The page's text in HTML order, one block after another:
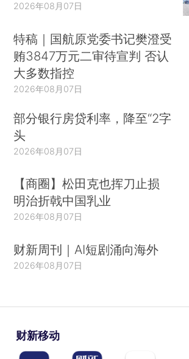
2026年08月07日
特稿｜国航原党委书记樊澄受
贿3847万元二审待宣判 否认
大多数指控
2026年08月07日
部分银行房贷利率，降至“2字
头
2026年08月07日
【商圈】松田克也挥刀止损
明治折戟中国乳业
2026年08月07日
财新周刊｜AI短剧涌向海外
2026年08月07日
财新移动